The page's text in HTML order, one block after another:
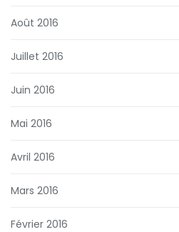
Août 2016
Juillet 2016
Juin 2016
Mai 2016
Avril 2016
Mars 2016
Février 2016